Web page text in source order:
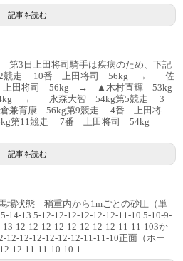
記事を読む
3日上田将司騎手は疾病のため、下記
第2競走 10番 上田将司 56kg → 佐
上田将司 56kg → ▲木村直輝 53kg
→ 永森大智 54kg第5競走 3
育康 56kg第9競走 4番 上田将
11競走 7番 上田将司 54kg
記事を読む
場状態 稍重内から1mごとの砂圧（単
14-13.5-12-12-12-12-12-12-11-10.5-10-9-
12-12-12-12-12-12-12-12-11-11-103か
12-12-12-12-12-12-11-11-10正面（ホー
12-11-11-10-10-1...